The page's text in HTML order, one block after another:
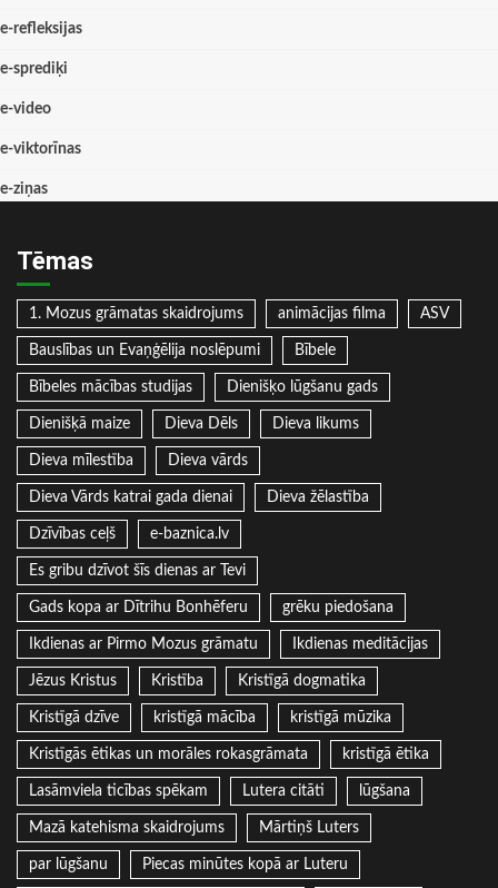
e-refleksijas
e-sprediķi
e-video
e-viktorīnas
e-ziņas
Tēmas
1. Mozus grāmatas skaidrojums animācijas filma ASV
Bauslības un Evaņģēlija noslēpumi Bībele
Bībeles mācības studijas Dienišķo lūgšanu gads
Dienišķā maize Dieva Dēls Dieva likums
Dieva mīlestība Dieva vārds
Dieva Vārds katrai gada dienai Dieva žēlastība
Dzīvības ceļš e-baznica.lv
Es gribu dzīvot šīs dienas ar Tevi
Gads kopa ar Dītrihu Bonhēferu grēku piedošana
Ikdienas ar Pirmo Mozus grāmatu Ikdienas meditācijas
Jēzus Kristus Kristība Kristīgā dogmatika
Kristīgā dzīve kristīgā mācība kristīgā mūzika
Kristīgās ētikas un morāles rokasgrāmata kristīgā ētika
Lasāmviela ticības spēkam Lutera citāti lūgšana
Mazā katehisma skaidrojums Mārtiņš Luters
par lūgšanu Piecas minūtes kopā ar Luteru